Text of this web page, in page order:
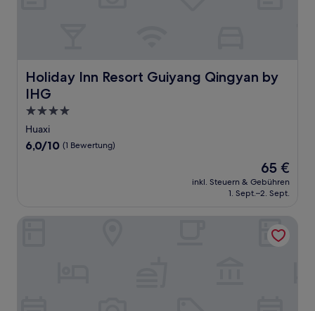
Holiday Inn Resort Guiyang Qingyan by
IHG
Holiday Inn Resort Guiyang Qingyan by IHG
4.0-
Sterne-
Unterkunft
Huaxi
6.0
6,0/10 (1 Bewertung)
Der
Preis
beträgt
65 €
inkl. Steuern & Gebühren
1. Sept.–2. Sept.